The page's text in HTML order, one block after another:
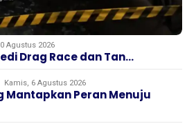
Agustus 2026
Drag Race dan Tan…
Kamis, 6 Agustus 2026
Mantapkan Peran Menuju